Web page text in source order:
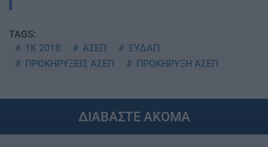
TAGS:
1Κ 2018
ΑΣΕΠ
ΕΥΔΑΠ
ΠΡΟΚΗΡΥΞΕΙΣ ΑΣΕΠ
ΠΡΟΚΗΡΥΞΗ ΑΣΕΠ
ΔΙΑΒΑΣΤΕ ΑΚΟΜΑ